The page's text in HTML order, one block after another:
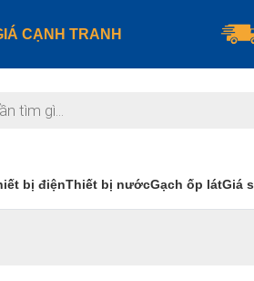
CẠNH TRANH
bị điệnThiết bị nướcGạch ốp látGiá